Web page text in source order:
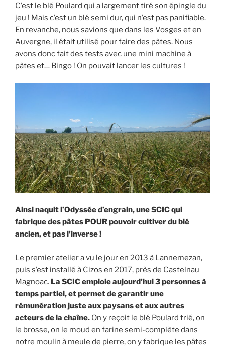
C’est le blé Poulard qui a largement tiré son épingle du
jeu ! Mais c’est un blé semi dur, qui n’est pas panifiable.
En revanche, nous savions que dans les Vosges et en
Auvergne, il était utilisé pour faire des pâtes. Nous
avons donc fait des tests avec une mini machine à
pâtes et… Bingo ! On pouvait lancer les cultures !
Ainsi naquit l’Odyssée d’engrain, une SCIC qui
fabrique des pâtes POUR pouvoir cultiver du blé
ancien, et pas l’inverse !
Le premier atelier a vu le jour en 2013 à Lannemezan,
puis s’est installé à Cizos en 2017, près de Castelnau
Magnoac. La SCIC emploie aujourd’hui 3 personnes à
temps partiel, et permet de garantir une
rémunération juste aux paysans et aux autres
acteurs de la chaîne. On y reçoit le blé Poulard trié, on
le brosse, on le moud en farine semi-complète dans
notre moulin à meule de pierre, on y fabrique les pâtes